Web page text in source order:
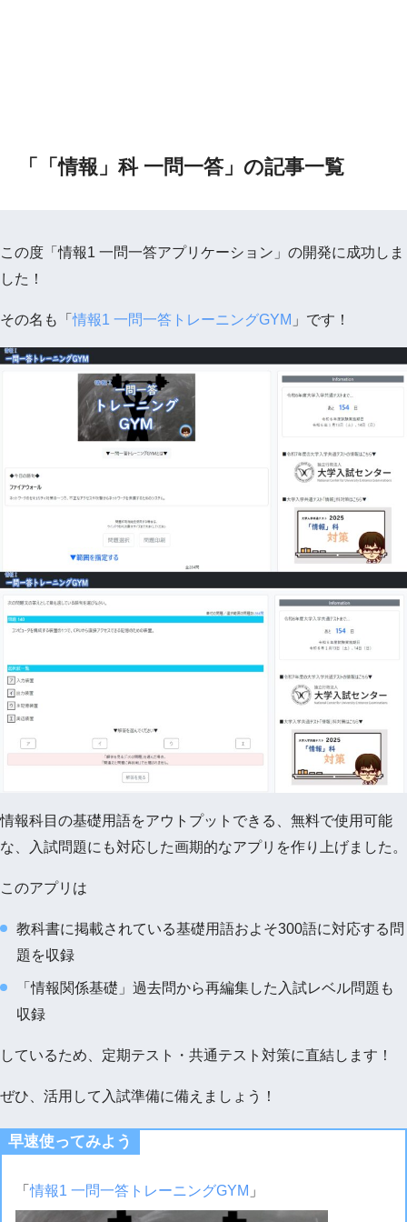
「「情報」科 一問一答」の記事一覧
この度「情報1 一問一答アプリケーション」の開発に成功しま
した！
その名も「情報1 一問一答トレーニングGYM 」です！
情報科目の基礎用語をアウトプットできる、無料で使用可能
な、入試問題にも対応した画期的なアプリを作り上げました。
このアプリは
教科書に掲載されている基礎用語およそ300語に対応する問
題を収録
「情報関係基礎」過去問から再編集した入試レベル問題も
収録
しているため、定期テスト・共通テスト対策に直結します！
ぜひ、活用して入試準備に備えましょう！
早速使ってみよう
「情報1 一問一答トレーニングGYM 」